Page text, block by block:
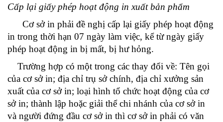
Cấp lại giấy phép hoạt động in xuất bản phẩm
Cơ sở in phải đề nghị cấp lại giấy phép hoạt động
in trong thời hạn 07 ngày làm việc, kể từ ngày giấy
phép hoạt động in bị mất, bị hư hỏng.
Trường hợp có một trong các thay đổi về: Tên gọi
của cơ sở in; địa chỉ trụ sở chính, địa chỉ xưởng sản
xuất của cơ sở in; loại hình tổ chức hoạt động của cơ
sở in; thành lập hoặc giải thể chi nhánh của cơ sở in
và người đứng đầu cơ sở in thì cơ sở in phải có văn